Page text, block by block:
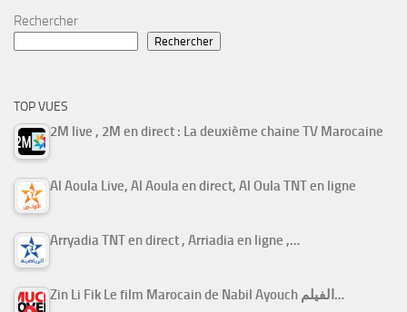
Rechercher
Rechercher
TOP VUES
2M live , 2M en direct : La deuxième chaine TV Marocaine
Al Aoula Live, Al Aoula en direct, Al Oula TNT en ligne
Arryadia TNT en direct , Arriadia en ligne ,…
Zin Li Fik Le film Marocain de Nabil Ayouch الفيلم…